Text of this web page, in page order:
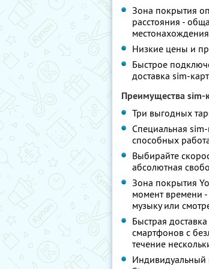
Зона покрытия
расстояния -
Низкие цены и
Быстрое
доставка sim-
Преимущества sim-
Три выгодных
Специальная
способных
Выбирайте
абсолютная
Зона покрытия
момент времени -
музыку или
Быстрая
смартфонов с
течение
Индивидуальный